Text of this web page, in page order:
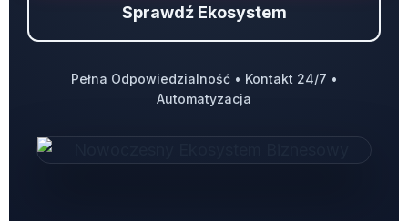
Sprawdź Ekosystem
Pełna Odpowiedzialność • Kontakt 24/7 •
Automatyzacja